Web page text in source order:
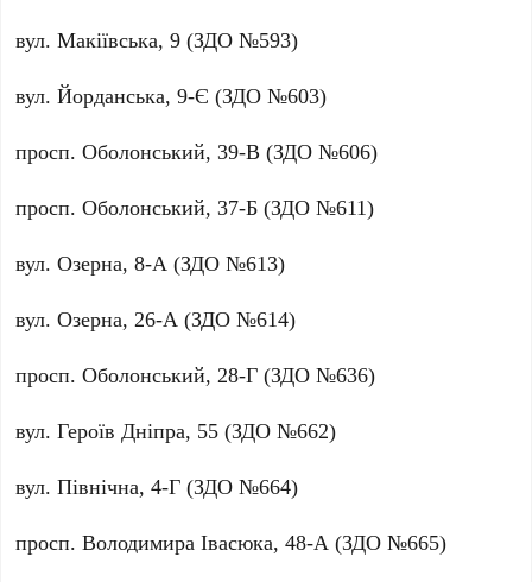
вул.Макіївська, 9 (ЗДО №593)
вул.Йорданська, 9-Є (ЗДО №603)
просп.Оболонський, 39-В (ЗДО №606)
просп.Оболонський, 37-Б (ЗДО №611)
вул.Озерна, 8-А (ЗДО №613)
вул.Озерна, 26-А (ЗДО №614)
просп.Оболонський, 28-Г (ЗДО №636)
вул.Героїв Дніпра, 55 (ЗДО №662)
вул.Північна, 4-Г (ЗДО №664)
просп.Володимира Івасюка, 48-А (ЗДО №665)